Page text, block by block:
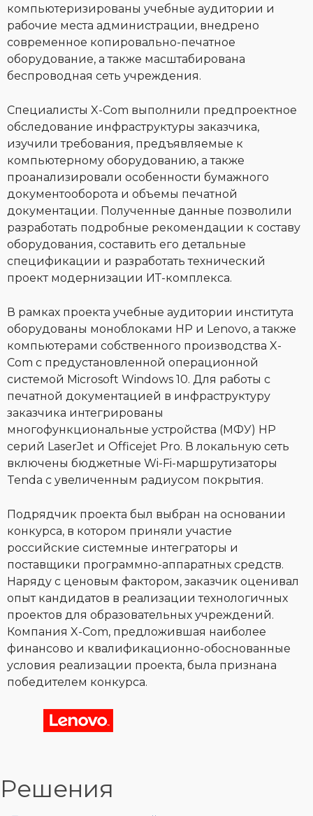
компьютеризированы учебные аудитории и
рабочие места администрации, внедрено
современное копировально-печатное
оборудование, а также масштабирована
беспроводная сеть учреждения.
Специалисты X-Com выполнили предпроектное
обследование инфраструктуры заказчика,
изучили требования, предъявляемые к
компьютерному оборудованию, а также
проанализировали особенности бумажного
документооборота и объемы печатной
документации. Полученные данные позволили
разработать подробные рекомендации к составу
оборудования, составить его детальные
спецификации и разработать технический
проект модернизации ИТ-комплекса.
В рамках проекта учебные аудитории института
оборудованы моноблоками HP и Lenovo, а также
компьютерами собственного производства X-
Com с предустановленной операционной
системой Microsoft Windows 10. Для работы с
печатной документацией в инфраструктуру
заказчика интегрированы
многофункциональные устройства (МФУ) HP
серий LaserJet и Officejet Pro. В локальную сеть
включены бюджетные Wi-Fi-маршрутизаторы
Tenda с увеличенным радиусом покрытия.
Подрядчик проекта был выбран на основании
конкурса, в котором приняли участие
российские системные интеграторы и
поставщики программно-аппаратных средств.
Наряду с ценовым фактором, заказчик оценивал
опыт кандидатов в реализации технологичных
проектов для образовательных учреждений.
Компания X-Com, предложившая наиболее
финансово и квалификационно-обоснованные
условия реализации проекта, была признана
победителем конкурса.
Решения